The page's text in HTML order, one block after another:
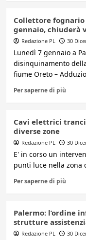
Collettore
gennaio, chiuderà
Redazione PL 30
Lunedì 7 gennaio a
disinquinamento
fiume Oreto –
Per saperne di più
Cavi elettrici
diverse zone
Redazione PL 30
E' in corso un
punti luce nella zona
Per saperne di più
Palermo: l’ordine
strutture
Redazione PL 30